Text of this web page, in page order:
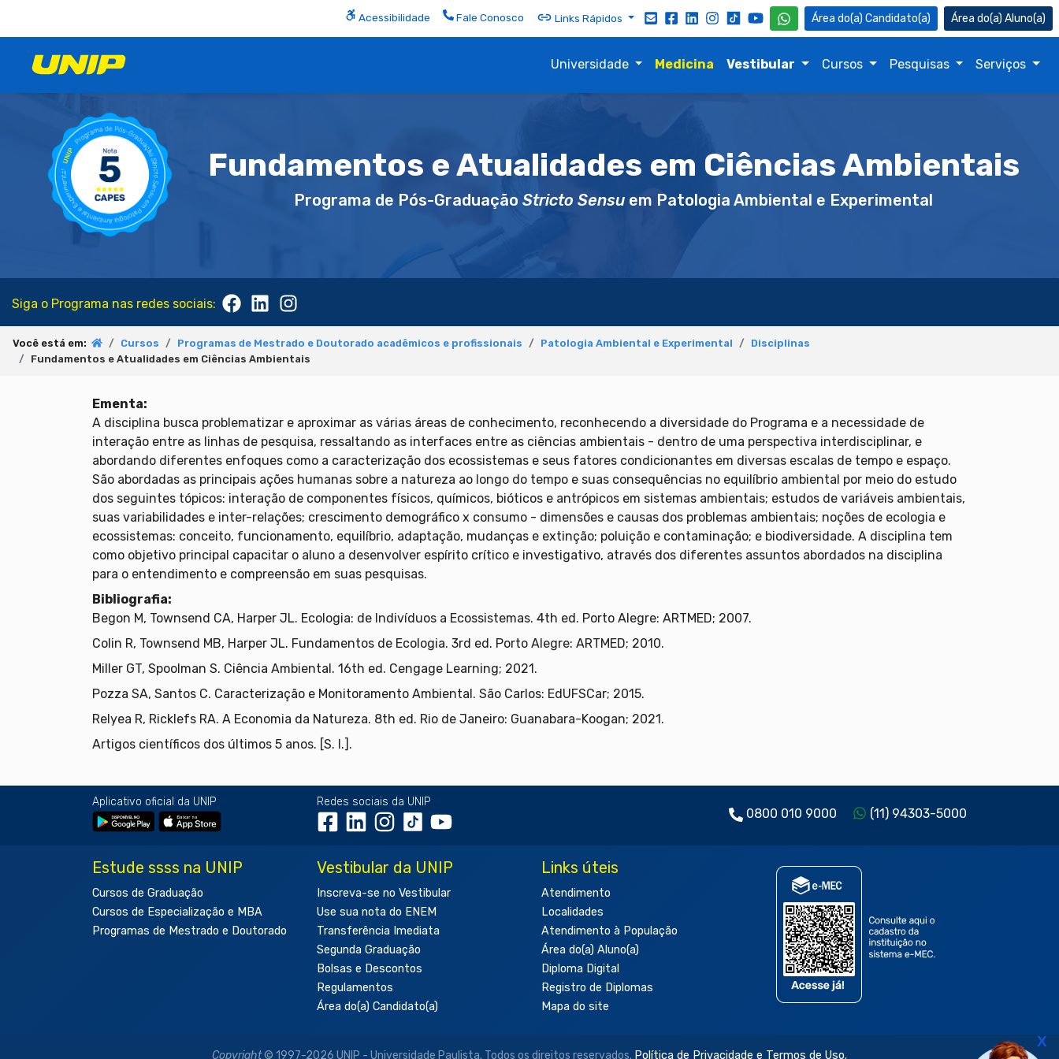
Acessibilidade Fale Conosco Links Rápidos Candidato(a) Aluno(a)
Universidade Medicina Vestibular Cursos Pesquisas Serviços
Fundamentos e Atualidades em Ciências Ambientais
Programa de Pós-Graduação Stricto Sensu em Patologia Ambiental e Experimental
Siga o Programa nas redes sociais:
Você está em: Cursos Programas de Mestrado e Doutorado acadêmicos e profissionais Patologia Ambiental e Experimental
Disciplinas
Fundamentos e Atualidades em Ciências Ambientais
Ementa:
A disciplina busca problematizar e aproximar as várias áreas de conhecimento, reconhecendo a diversidade do Programa e a necessidade de
interação entre as linhas de pesquisa, ressaltando as interfaces entre as ciências ambientais - dentro de uma perspectiva interdisciplinar, e
abordando diferentes enfoques como a caracterização dos ecossistemas e seus fatores condicionantes em diversas escalas de tempo e espaço.
São abordadas as principais ações humanas sobre a natureza ao longo do tempo e suas consequências no equilíbrio ambiental por meio do estudo
dos seguintes tópicos: interação de componentes físicos, químicos, bióticos e antrópicos em sistemas ambientais; estudos de variáveis ambientais,
suas variabilidades e inter-relações; crescimento demográfico x consumo - dimensões e causas dos problemas ambientais; noções de ecologia e
ecossistemas: conceito, funcionamento, equilíbrio, adaptação, mudanças e extinção; poluição e contaminação; e biodiversidade. A disciplina tem
como objetivo principal capacitar o aluno a desenvolver espírito crítico e investigativo, através dos diferentes assuntos abordados na disciplina
para o entendimento e compreensão em suas pesquisas.
Bibliografia:
Begon M, Townsend CA, Harper JL. Ecologia: de Indivíduos a Ecossistemas. 4th ed. Porto Alegre: ARTMED; 2007.
Colin R, Townsend MB, Harper JL. Fundamentos de Ecologia. 3rd ed. Porto Alegre: ARTMED; 2010.
Miller GT, Spoolman S. Ciência Ambiental. 16th ed. Cengage Learning; 2021.
Pozza SA, Santos C. Caracterização e Monitoramento Ambiental. São Carlos: EdUFSCar; 2015.
Relyea R, Ricklefs RA. A Economia da Natureza. 8th ed. Rio de Janeiro: Guanabara-Koogan; 2021.
Artigos científicos dos últimos 5 anos. [S. l.].
Aplicativo oficial da UNIP Redes sociais da UNIP
0800 010 9000 (11) 94303-5000
Estude ssss na UNIP
Cursos de Graduação
Cursos de Especialização e MBA
Programas de Mestrado e Doutorado
Vestibular da UNIP
Inscreva-se no Vestibular
Use sua nota do ENEM
Transferência Imediata
Segunda Graduação
Bolsas e Descontos
Regulamentos
Área do(a) Candidato(a)
Links úteis
Atendimento
Localidades
Atendimento à População
Área do(a) Aluno(a)
Diploma Digital
Registro de Diplomas
Mapa do site
Copyright© 1997-2026 UNIP - Universidade Paulista. Todos os direitos reservados. Política de Privacidade e Termos de Uso.
X